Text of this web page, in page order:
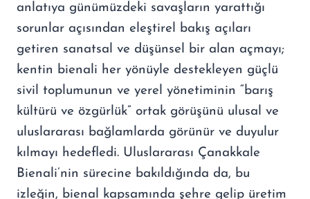
anlatıya günümüzdeki savaşların yarattığı
sorunlar açısından eleştirel bakış açıları
getiren sanatsal ve düşünsel bir alan açmayı;
kentin bienali her yönüyle destekleyen güçlü
sivil toplumunun ve yerel yönetiminin “barış
kültürü ve özgürlük” ortak görüşünü ulusal ve
uluslararası bağlamlarda görünür ve duyulur
kılmayı hedefledi. Uluslararası Çanakkale
Bienali’nin sürecine bakıldığında da, bu
izleğin, bienal kapsamında şehre gelip üretim